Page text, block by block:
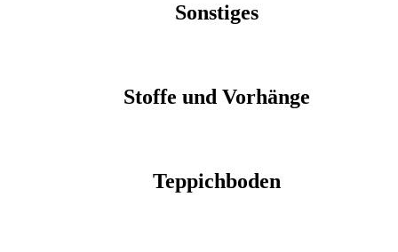
Sonstiges
Stoffe und Vorhänge
Teppichboden